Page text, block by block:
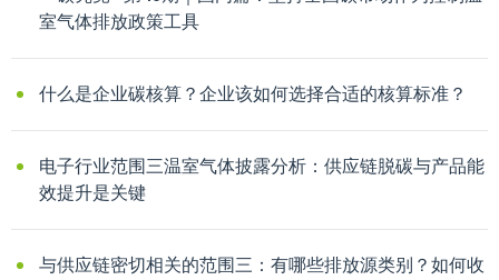
室气体排放政策工具
什么是企业碳核算？企业该如何选择合适的核算标准？
电子行业范围三温室气体披露分析：供应链脱碳与产品能
效提升是关键
与供应链密切相关的范围三：有哪些排放源类别？如何收